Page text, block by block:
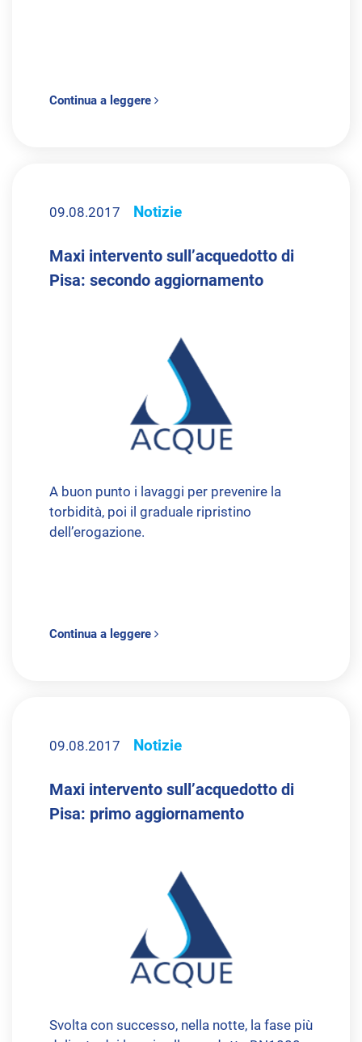
Continua a leggere
09.08.2017 Notizie
Maxi intervento sull’acquedotto di
Pisa: secondo aggiornamento
A buon punto i lavaggi per prevenire la
torbidità, poi il graduale ripristino
dell’erogazione.
Continua a leggere
09.08.2017 Notizie
Maxi intervento sull’acquedotto di
Pisa: primo aggiornamento
Svolta con successo, nella notte, la fase più